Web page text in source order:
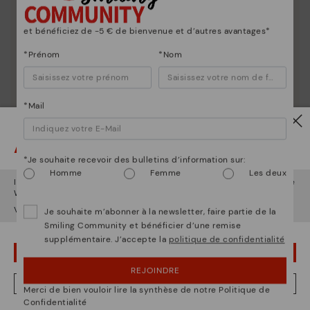
chaussure unique.
Attention !
Il semble que vous êtes enÉtats-Unis
et vous allez accéder au site
Web de
Voulez-vous aller sur le site Web deÉtats-Unis?
NON, JE VEUX ALLER SUR LE SITE WEB DU LUXEMBOURG
et bénéficiez de -5 € de bienvenue et d’autres avantages*
*Prénom *Nom
*Mail
*Je souhaite recevoir des bulletins d’information sur:
Homme
Femme Les deux
Je souhaite m’abonner à la newsletter, faire partie de la
Smiling Community et bénéficier d’une remise
supplémentaire. J’accepte la politique de confidentialité
REJOINDRE
Merci de bien vouloir lire la synthèse de notre Politique de
Confidentialité